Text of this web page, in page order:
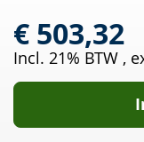
1.6
TDCI
(CA2/BA7)
€ 503,32
Incl. 21% BTW ,